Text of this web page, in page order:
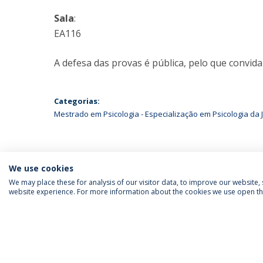
Sala:
EA116
A defesa das provas é pública, pelo que
Categorias:
Mestrado em Psicologia - Especialização em Psicologia
We use cookies
We may place these for analysis of our visitor data, to improve our
website experience. For more information about the cookies we use open